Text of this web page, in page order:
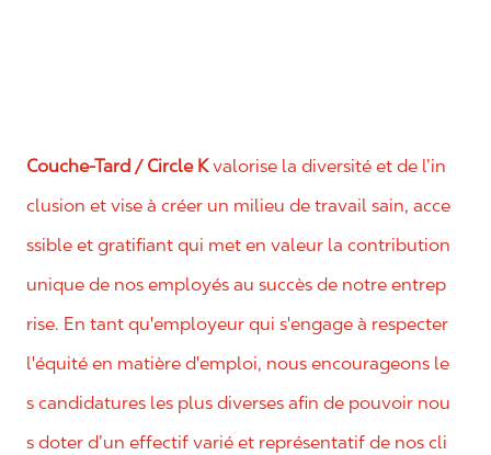
Couche-Tard / Circle Kvalorise la diversité et de l’in
clusion et vise à créer un milieu de travail sain, acce
ssible et gratifiant qui met en valeur la contribution
unique de nos employés au succès de notre entrep
rise. En tant qu'employeur qui s'engage à respecter
l'équité en matière d'emploi, nous encourageons le
s candidatures les plus diverses afin de pouvoir nou
s doter d’un effectif varié et représentatif de nos cli